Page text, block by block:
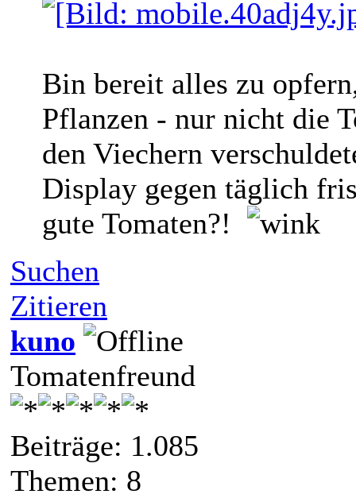
Bin bereit alles zu
Pflanzen - nur nicht die
den Viechern
Display gegen täglich
gute Tomaten?!
Suchen
Zitieren
kuno
Tomatenfreund
Beiträge: 1.085
Themen: 8